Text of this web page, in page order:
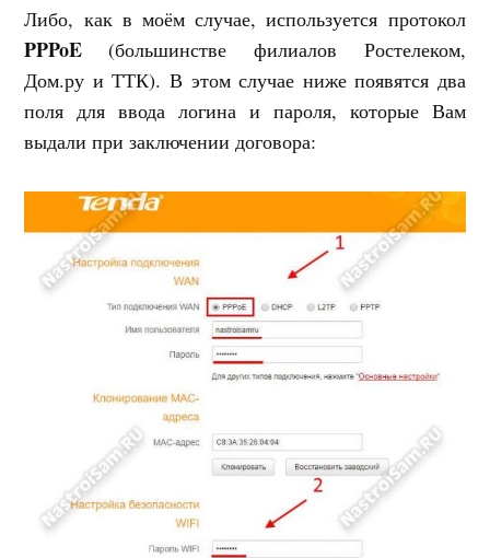
Либо, как в моём случае, используется протокол
PPPoE (большинстве филиалов Ростелеком,
Дом.ру и ТТК). В этом случае ниже появятся два
поля для ввода логина и пароля, которые Вам
выдали при заключении договора: